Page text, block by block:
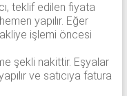
teklif edilen fiyata
yapılır. Eğer
işlemi öncesi
şekli nakittir. Eşyalar
ve satıcıya fatura